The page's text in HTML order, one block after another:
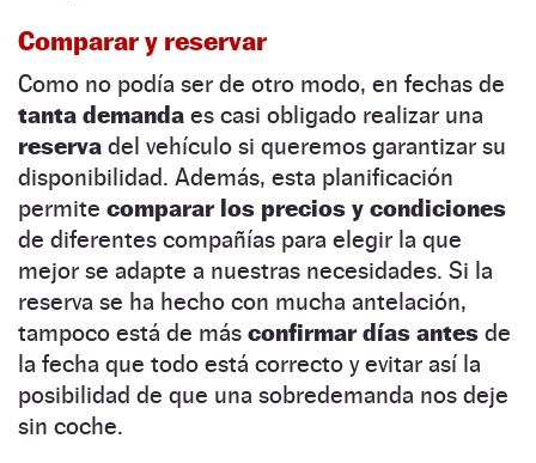
Comparar y reservar
Como no podía ser de otro modo, en fechas de
tanta demanda es casi obligado realizar una
reserva del vehículo si queremos garantizar su
disponibilidad. Además, esta planificación
permite comparar los precios y condiciones
de diferentes compañías para elegir la que
mejor se adapte a nuestras necesidades. Si la
reserva se ha hecho con mucha antelación,
tampoco está de más confirmar días antes de
la fecha que todo está correcto y evitar así la
posibilidad de que una sobredemanda nos deje
sin coche.